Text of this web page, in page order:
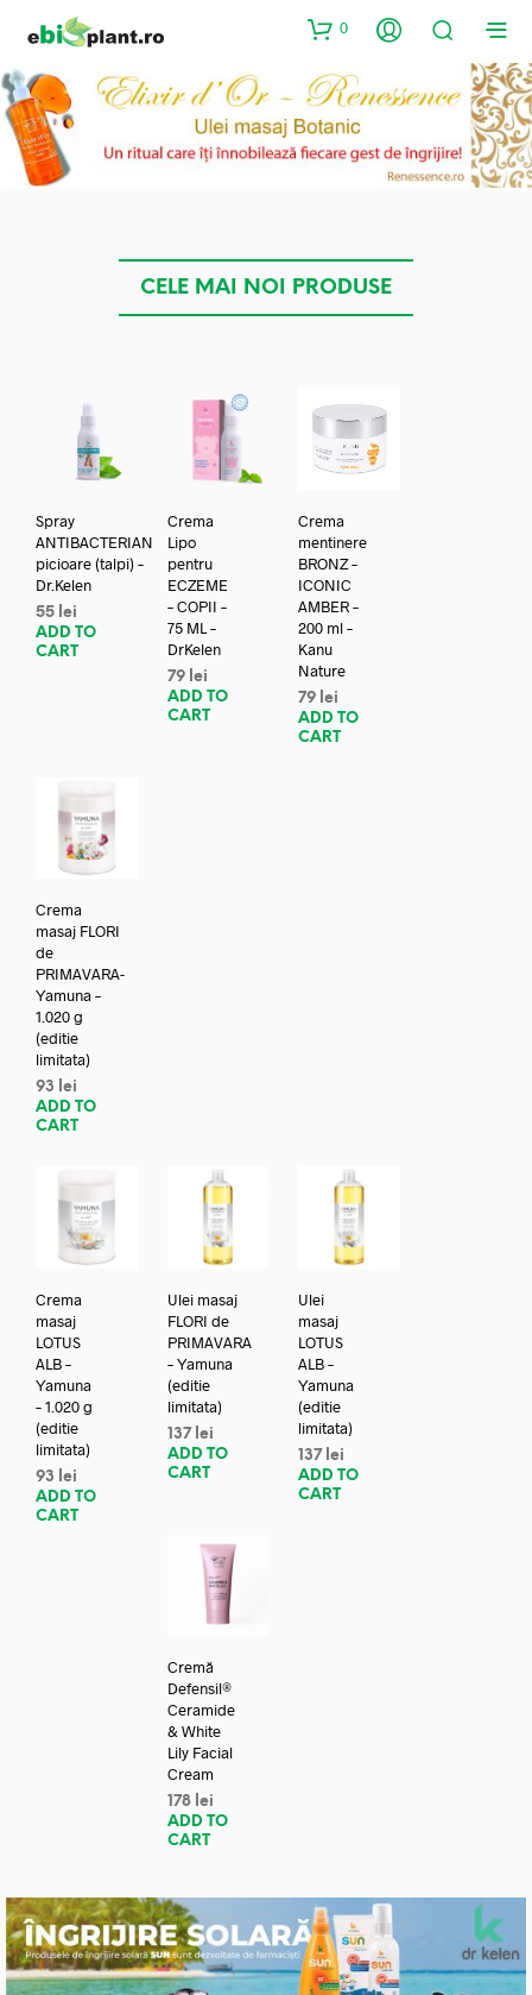
0
CELE MAI NOI PRODUSE
Spray
ANTIBACTERIAN
picioare (talpi) –
Dr.Kelen
55 lei
ADD TO
CART
Crema
Lipo
pentru
ECZEME
– COPII –
75 ML –
DrKelen
79 lei
ADD TO
CART
Crema
mentinere
BRONZ –
ICONIC
AMBER –
200 ml –
Kanu
Nature
79 lei
ADD TO
CART
Crema
masaj FLORI
de
PRIMAVARA-
Yamuna –
1.020 g
(editie
limitata)
93
lei
ADD TO
CART
Crema
masaj
LOTUS
ALB –
Yamuna
– 1.020 g
(editie
limitata)
93
lei
ADD TO
CART
Ulei masaj
FLORI de
PRIMAVARA
– Yamuna
(editie
limitata)
137 lei
ADD TO
CART
Ulei
masaj
LOTUS
ALB –
Yamuna
(editie
limitata)
137 lei
ADD TO
CART
Cremă
Defensil®
Ceramide
& White
Lily Facial
Cream
178 lei
ADD TO
CART